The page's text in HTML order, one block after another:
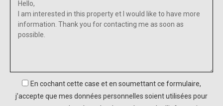
En cochant cette case et en soumettant ce formulaire,
j’accepte que mes données personnelles soient utilisées pour